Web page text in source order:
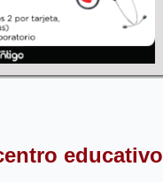
educativo